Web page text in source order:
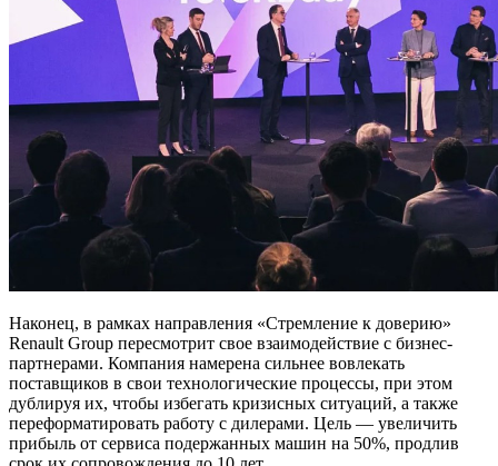
Наконец, в рамках направления «Стремление к доверию»
Renault Group пересмотрит свое взаимодействие с бизнес-
партнерами. Компания намерена сильнее вовлекать
поставщиков в свои технологические процессы, при этом
дублируя их, чтобы избегать кризисных ситуаций, а также
переформатировать работу с дилерами. Цель — увеличить
прибыль от сервиса подержанных машин на 50%, продлив